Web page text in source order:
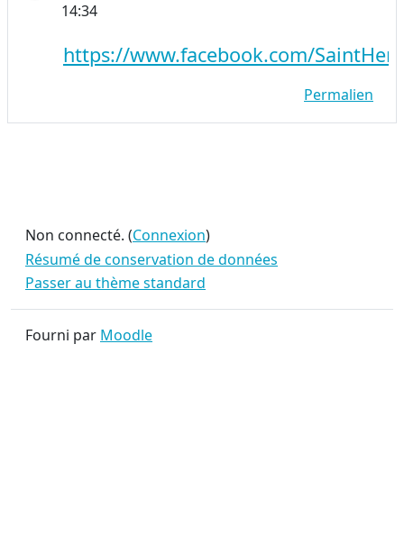
14:34
https://www.facebook.com/
Permalien
Non connecté. (Connexion)
Résumé de conservation de données
Passer au thème standard
Fourni par Moodle